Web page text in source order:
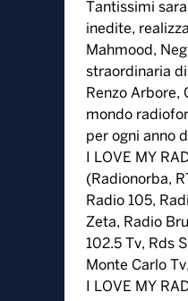
Tantissimi
inedite,
Mahmood,
straordinaria
Renzo Arbore,
mondo
per ogni anno
I LOVE MY
(Radionorba,
Radio 105,
Zeta, Radio
102.5 Tv, Rds
Monte Carlo
I LOVE MY